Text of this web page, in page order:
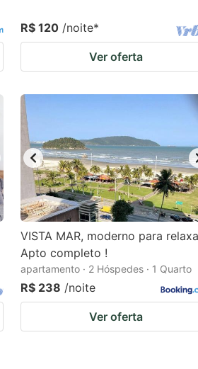
R$ 120 /noite*
Ver oferta
VISTA MAR, moderno para
Apto completo !
apartamento · 2 Hóspedes · 1 Quarto
R$ 238 /noite
Ver oferta